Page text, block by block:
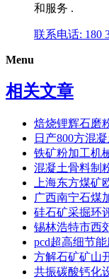
和服务 .
联系电话: 180
Menu
相关文章
焙烧锂辉石磨
日产800方混
铁矿粉加工机
混凝土骨料制
上海东方煤矿
广西南宁石煤
硅石矿采掘环
锡林浩特市西
pcd超高细节
方解石矿矿山
共振碳酸钙化